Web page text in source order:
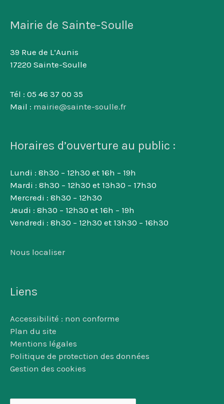
Mairie de Sainte-Soulle
39 Rue de L’Aunis
17220 Sainte-Soulle
Tél : 05 46 37 00 35
Mail : mairie@sainte-soulle.fr
Horaires d’ouverture au public :
Lundi : 8h30 – 12h30 et 16h – 19h
Mardi : 8h30 – 12h30 et 13h30 – 17h30
Mercredi : 8h30 – 12h30
Jeudi : 8h30 – 12h30 et 16h – 19h
Vendredi : 8h30 – 12h30 et 13h30 – 16h30
Nous localiser
Liens
Accessibilité : non conforme
Plan du site
Mentions légales
Politique de protection des données
Gestion des cookies